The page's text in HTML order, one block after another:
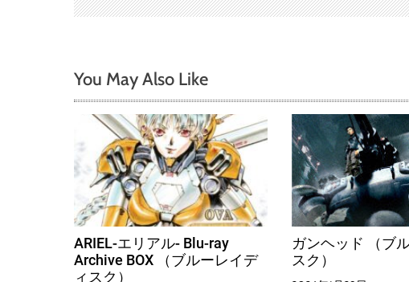
ン
You May Also Like
ARIEL-エリアル- Blu-ray
Archive BOX （ブルーレイデ
ィスク）
ガンヘッド （ブ
スク）